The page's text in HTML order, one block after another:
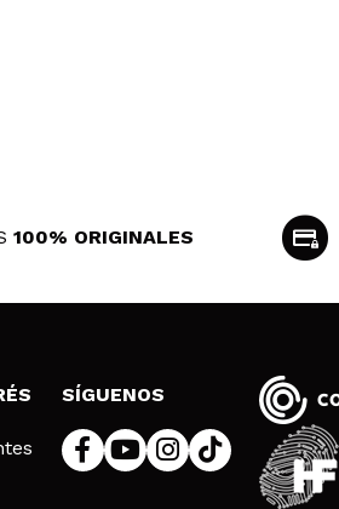
100% ORIGINALES
SÍGUENOS